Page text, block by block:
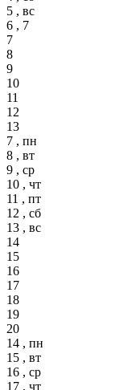
5 , вс
6 , 7
7
8
9
10
11
12
13
7 , пн
8 , вт
9 , ср
10 , чт
11 , пт
12 , сб
13 , вс
14
15
16
17
18
19
20
14 , пн
15 , вт
16 , ср
17 , чт